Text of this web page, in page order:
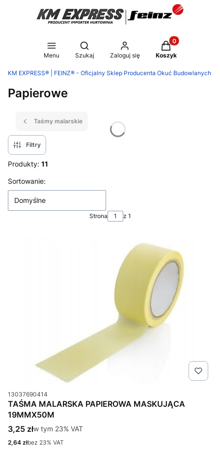
Menu
Otwórz wyszukiwarkę
Szukaj Zaloguj się
Produkty w
Koszyk
KM EXPRESS® | FEINZ® - Oficjalny Sklep Producenta Okuć Budowlanych
Papierowe
Taśmy malarskie
Filtry
Produkty: 11
Lista produktów
Sortowanie:
Domyślne
Strona z 1
Kod produktu
13037690414
TAŚMA MALARSKA PAPIEROWA MASKUJĄCA
19MMX50M
Cena brutto
3,25 złw tym %s VAT
w tym 23% VAT
Cena netto
2,64 złbez 23% VAT